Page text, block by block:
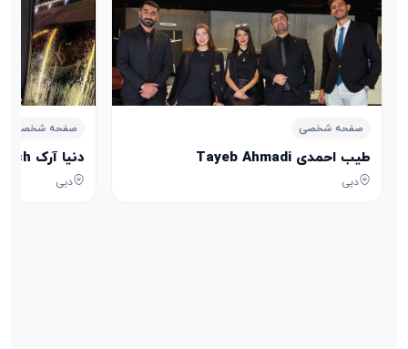
صفحه شخصی
طیب احمدی Tayeb Ahmadi
دبی
صفحه شخصی
دنیا آرک Donyaarach
دبی